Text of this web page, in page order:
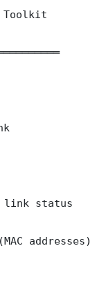
Toolkit
link status
addresses)